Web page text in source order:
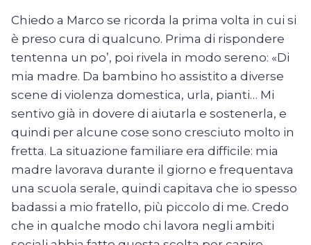
Chiedo a Marco se ricorda la prima volta in cui si
è preso cura di qualcuno. Prima di rispondere
tentenna un po’, poi rivela in modo sereno: «Di
mia madre. Da bambino ho assistito a diverse
scene di violenza domestica, urla, pianti… Mi
sentivo già in dovere di aiutarla e sostenerla, e
quindi per alcune cose sono cresciuto molto in
fretta. La situazione familiare era difficile: mia
madre lavorava durante il giorno e frequentava
una scuola serale, quindi capitava che io spesso
badassi a mio fratello, più piccolo di me. Credo
che in qualche modo chi lavora negli ambiti